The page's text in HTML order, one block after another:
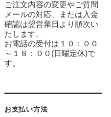
ご注文内容の変更やご質問
メールの対応、または入金
確認は翌営業日より順次い
たします。
お電話の受付は１０：００
～１８：００(日曜定休)で
す。
お支払い方法